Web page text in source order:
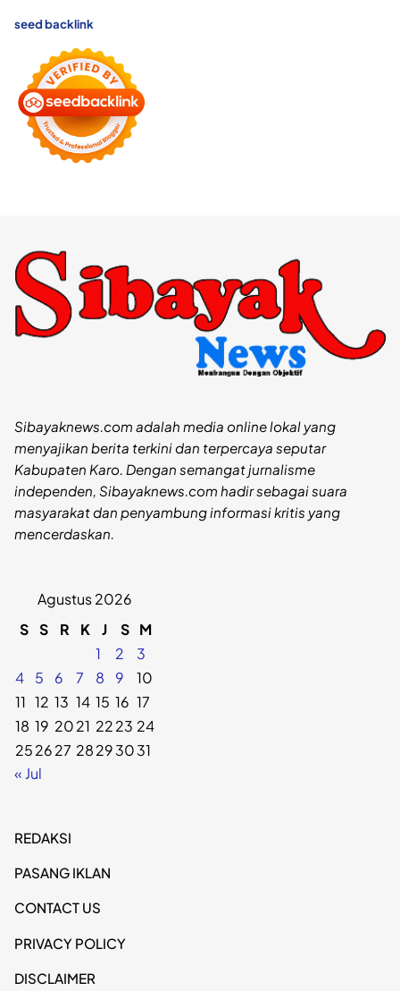
seed backlink
Sibayaknews.com adalah media online lokal yang
menyajikan berita terkini dan terpercaya seputar
Kabupaten Karo. Dengan semangat jurnalisme
independen, Sibayaknews.com hadir sebagai suara
masyarakat dan penyambung informasi kritis yang
mencerdaskan.
Agustus 2026
S S R K J S M
1
2
3
4
5 6 7 8 9
10
11 12 13 14 15 16 17
18 19 2021 2223 24
252627 28293031
« Jul
REDAKSI
PASANG IKLAN
CONTACT US
PRIVACY POLICY
DISCLAIMER